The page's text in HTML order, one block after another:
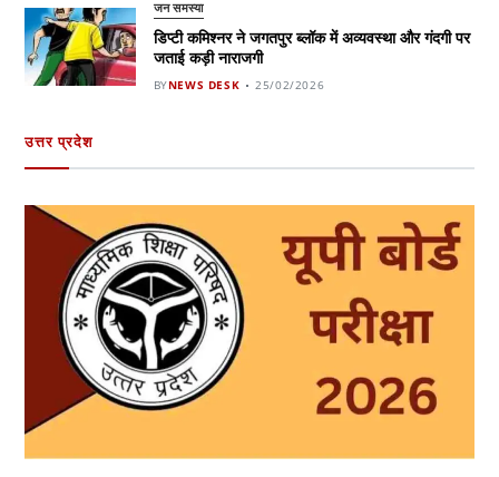
जन समस्या
डिप्टी कमिश्नर ने जगतपुर ब्लॉक में अव्यवस्था और गंदगी पर
जताई कड़ी नाराजगी
BYNEWS DESK 25/02/2026
उत्तर प्रदेश